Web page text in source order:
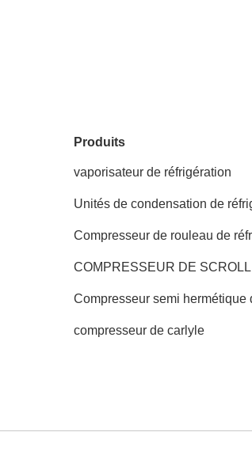
Produits
vaporisateur de réfrigération
Unités de condensation de
Compresseur de rouleau de
COMPRESSEUR DE SCROLL
Compresseur semi hermétique
compresseur de carlyle